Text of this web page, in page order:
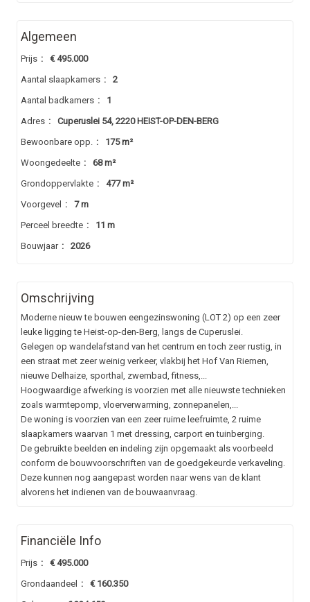
Algemeen
Prijs :
€ 495.000
Aantal slaapkamers :
2
Aantal badkamers :
1
Adres :
Cuperuslei 54, 2220 HEIST-OP-DEN-BERG
Bewoonbare opp. :
175 m²
Woongedeelte :
68 m²
Grondoppervlakte :
477 m²
Voorgevel :
7 m
Perceel breedte :
11 m
Bouwjaar : 2026
Omschrijving
Moderne nieuw te bouwen eengezinswoning (LOT 2) op een zeer
leuke ligging te Heist-op-den-Berg, langs de Cuperuslei.
Gelegen op wandelafstand van het centrum en toch zeer rustig, in
een straat met zeer weinig verkeer, vlakbij het Hof Van Riemen,
nieuwe Delhaize, sporthal, zwembad, fitness,...
Hoogwaardige afwerking is voorzien met alle nieuwste technieken
zoals warmtepomp, vloerverwarming, zonnepanelen,...
De woning is voorzien van een zeer ruime leefruimte, 2 ruime
slaapkamers waarvan 1 met dressing, carport en tuinberging.
De gebruikte beelden en indeling zijn opgemaakt als voorbeeld
conform de bouwvoorschriften van de goedgekeurde verkaveling.
Deze kunnen nog aangepast worden naar wens van de klant
alvorens het indienen van de bouwaanvraag.
Financiële Info
Prijs :
€ 495.000
Grondaandeel :
€ 160.350